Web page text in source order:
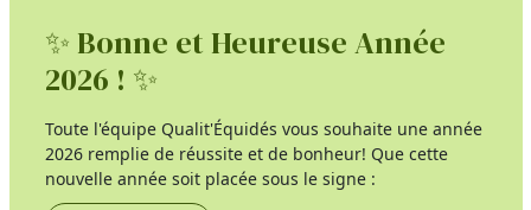
✨ Bonne et Heureuse Année
2026 ! ✨
Toute l'équipe Qualit'Équidés vous souhaite une année
2026 remplie de réussite et de bonheur! Que cette
nouvelle année soit placée sous le signe :